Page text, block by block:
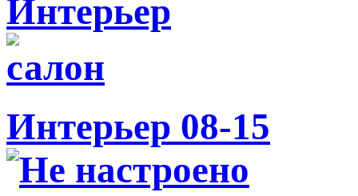
Интерьер
Интерьер 08-15